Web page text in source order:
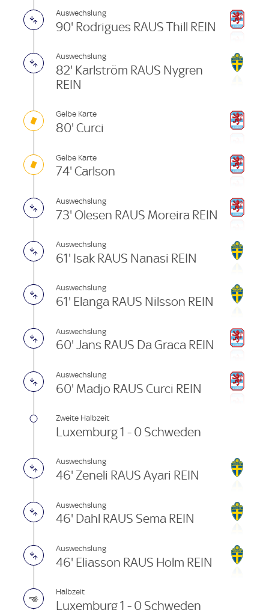
Auswechslung
90' Rodrigues RAUS Thill REIN
Auswechslung
82' Karlström RAUS Nygren
REIN
Gelbe Karte
80' Curci
Gelbe Karte
74' Carlson
Auswechslung
73' Olesen RAUS Moreira REIN
Auswechslung
61' Isak RAUS Nanasi REIN
Auswechslung
61' Elanga RAUS Nilsson REIN
Auswechslung
60' Jans RAUS Da Graca REIN
Auswechslung
60' Madjo RAUS Curci REIN
Zweite Halbzeit
Luxemburg 1 - 0 Schweden
Auswechslung
46' Zeneli RAUS Ayari REIN
Auswechslung
46' Dahl RAUS Sema REIN
Auswechslung
46' Eliasson RAUS Holm REIN
Halbzeit
Luxemburg 1 - 0 Schweden